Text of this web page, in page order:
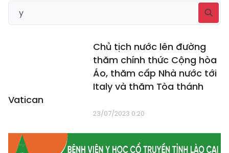
Chủ tịch nước lên đường
thăm chính thức Cộng hòa
Áo, thăm cấp Nhà nước tới
Italy và thăm Tòa thánh
Vatican
23/07/2023 0:20